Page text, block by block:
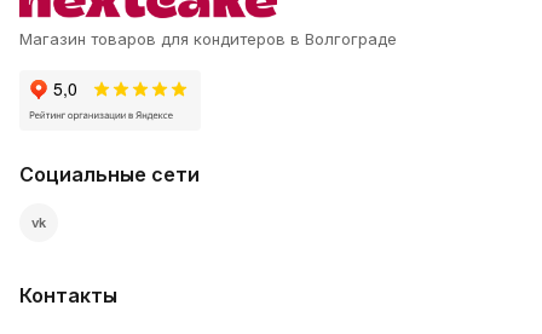
Магазин товаров для кондитеров в Волгограде
Социальные сети
vk
Контакты